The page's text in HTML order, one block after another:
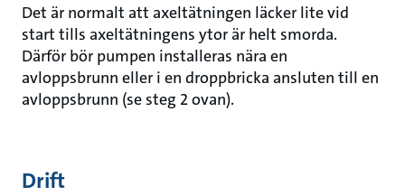
Det är normalt att axeltätningen läcker lite vid
start tills axeltätningens ytor är helt smorda.
Därför bör pumpen installeras nära en
avloppsbrunn eller i en droppbricka ansluten till en
avloppsbrunn (se steg 2 ovan).
Drift